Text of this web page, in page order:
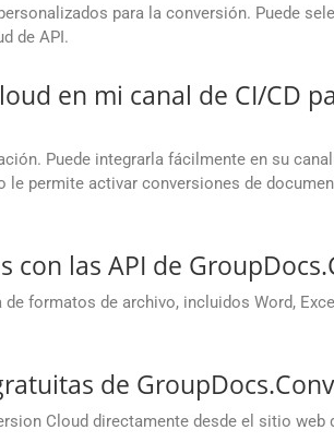
para la conversión. Puede
de API.
en mi canal de CI/CD
Puede integrarla fácilmente en su
le permite activar conversiones de
las API de
formatos de archivo, incluidos Word,
de
Cloud directamente desde el sitio